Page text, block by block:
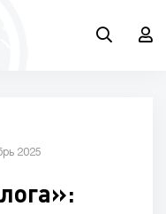
2025